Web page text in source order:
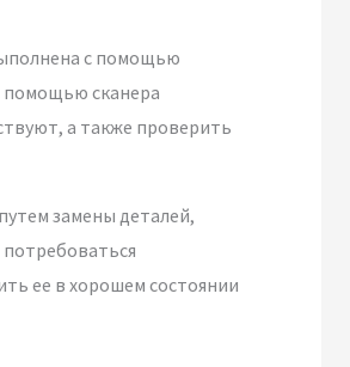
с помощью
помощью сканера
а также проверить
замены деталей,
ее в хорошем состоянии